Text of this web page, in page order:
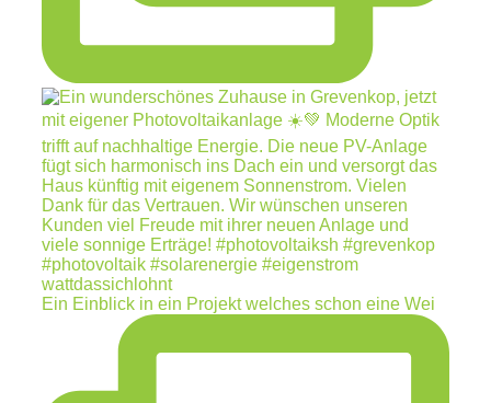
Ein Einblick in ein Projekt welches schon eine Wei